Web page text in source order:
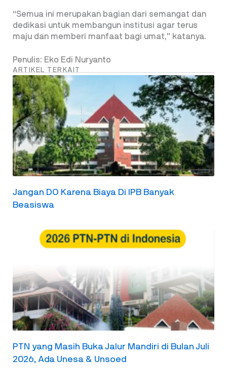
“Semua ini merupakan bagian dari semangat dan
dedikasi untuk membangun institusi agar terus
maju dan memberi manfaat bagi umat,” katanya.
Penulis: Eko Edi Nuryanto
ARTIKEL TERKAIT
Jangan DO Karena Biaya Di IPB Banyak
Beasiswa
PTN yang Masih Buka Jalur Mandiri di Bulan Juli
2026, Ada Unesa & Unsoed